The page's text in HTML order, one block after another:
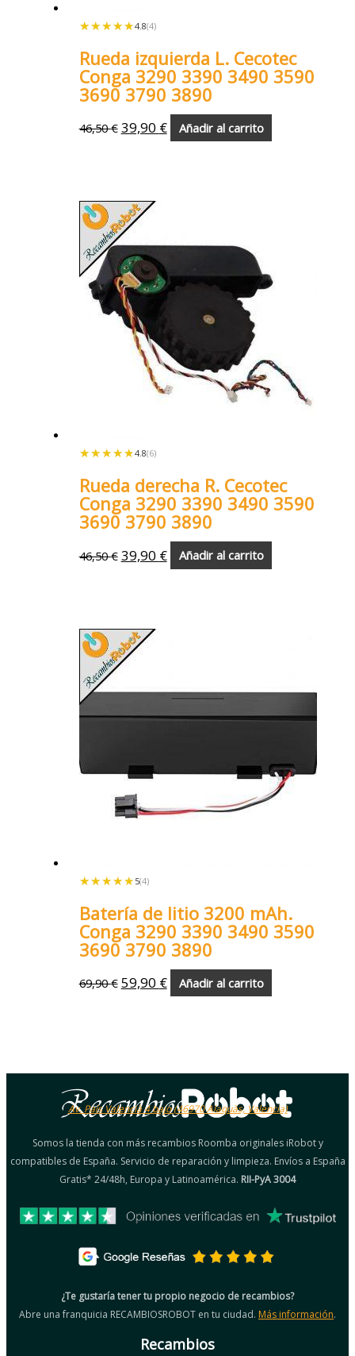
★★★★★
★★★★★ 4.8(4)
Rueda izquierda L. Cecotec
Conga 3290 3390 3490 3590
3690 3790 3890
46,50€ 39,90 € Añadir al carrito
★★★★★
★★★★★ 4.8(6)
Rueda derecha R. Cecotec
Conga 3290 3390 3490 3590
3690 3790 3890
46,50€ 39,90 € Añadir al carrito
★★★★★
★★★★★ 5(4)
Batería de litio 3200 mAh.
Conga 3290 3390 3490 3590
3690 3790 3890
69,90€ 59,90 € Añadir al carrito
Av. País Valencià 4 bajo (46970 Alaquàs, Valencia)
Somos la tienda con más recambios Roomba originales iRobot y
compatibles de España. Servicio de reparación y limpieza. Envíos a España
Gratis* 24/48h, Europa y Latinoamérica. RII-PyA 3004
¿Te gustaría tener tu propio negocio de recambios?
Abre una franquicia RECAMBIOSROBOT en tu ciudad. Más información.
Recambios